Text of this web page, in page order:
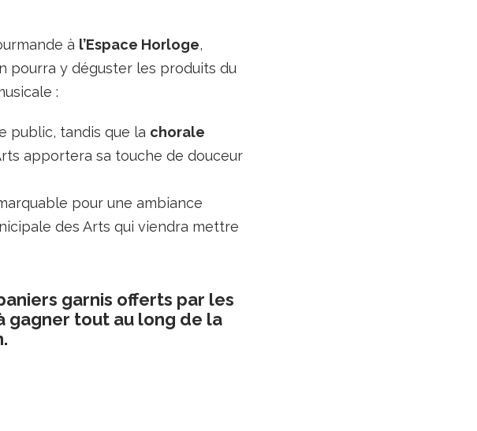
à l’Espace Horloge,
pourra y déguster les produits du
:
public, tandis que la chorale
apportera sa touche de douceur
pour une ambiance
des Arts qui viendra mettre
garnis offerts par les
gagner tout au long de la